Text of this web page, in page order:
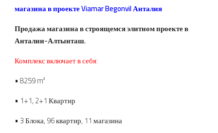
магазина в проекте Viamar Begonvil Анталия
Продажа магазина в строящемся элитном проекте в
Анталии-Алтынташ.
Комплекс включает в себя:
• 8259 m²
• 1+1, 2+1 Квартир
• 3 Блока, 96 квартир, 11 магазина